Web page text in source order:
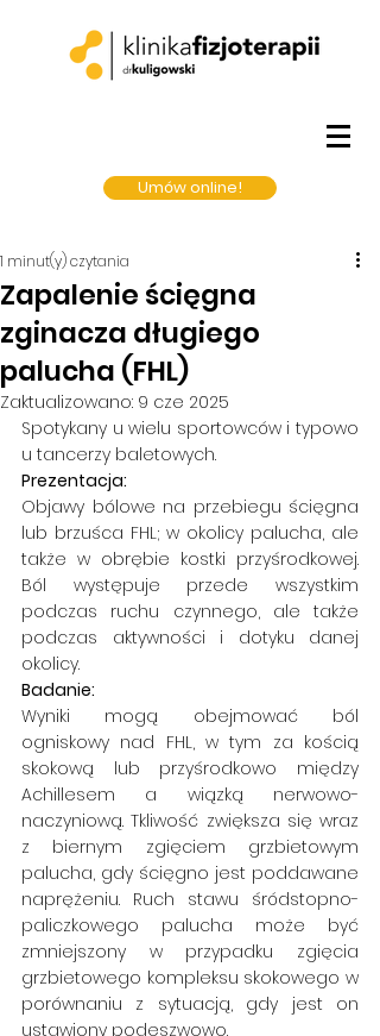
Umów online!
Zapalenie ścięgna
zginacza długiego
palucha (FHL)
1 minut(y) czytania
Zaktualizowano: 9 cze 2025
Spotykany u wielu sportowców i typowo
u tancerzy baletowych.
Prezentacja:
Objawy bólowe na przebiegu ścięgna
lub brzuśca FHL; w okolicy palucha, ale
także w obrębie kostki przyśrodkowej.
Ból występuje przede wszystkim
podczas ruchu czynnego, ale także
podczas aktywności i dotyku danej
okolicy.
Badanie:
Wyniki mogą obejmować ból
ogniskowy nad FHL, w tym za kością
skokową lub przyśrodkowo między
Achillesem a wiązką nerwowo-
naczyniową. Tkliwość zwiększa się wraz
z biernym zgięciem grzbietowym
palucha, gdy ścięgno jest poddawane
naprężeniu. Ruch stawu śródstopno-
paliczkowego palucha może być
zmniejszony w przypadku zgięcia
grzbietowego kompleksu skokowego w
porównaniu z sytuacją, gdy jest on
ustawiony podeszwowo.